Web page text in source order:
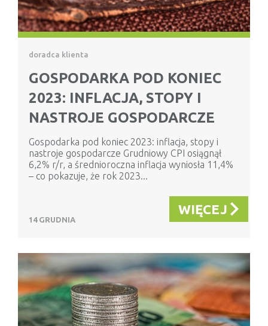
doradca klienta
GOSPODARKA POD KONIEC
2023: INFLACJA, STOPY I
NASTROJE GOSPODARCZE
Gospodarka pod koniec 2023: inflacja, stopy i
nastroje gospodarcze Grudniowy CPI osiągnął
6,2% r/r, a średnioroczna inflacja wyniosła 11,4%
– co pokazuje, że rok 2023...
14 GRUDNIA
WIĘCEJ